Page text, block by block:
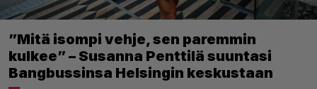
”Mitä isompi vehje, sen paremmin
kulkee” – Susanna Penttilä suuntasi
Bangbussinsa Helsingin keskustaan